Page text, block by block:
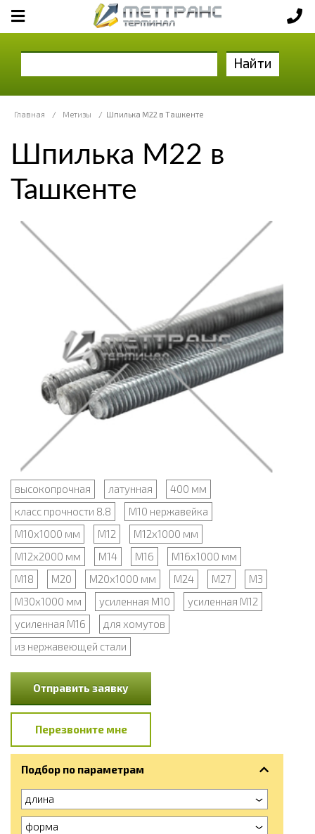
Найти
Главная / Метизы / Шпилька М22 в Ташкенте
Шпилька М22 в
Ташкенте
высокопрочная латунная
400 мм
класс прочности 8.8
М10 нержавейка
М10х1000 мм
М12
М12х1000 мм
М12х2000 мм
М14 М16
М16х1000 мм
М18
М20 М20х1000 мм М24 М27
М3
М30х1000 мм
усиленная М10
усиленная М12
усиленная М16
для хомутов
из нержавеющей стали
Отправить заявку
Перезвоните мне
Подбор по параметрам
длина
форма